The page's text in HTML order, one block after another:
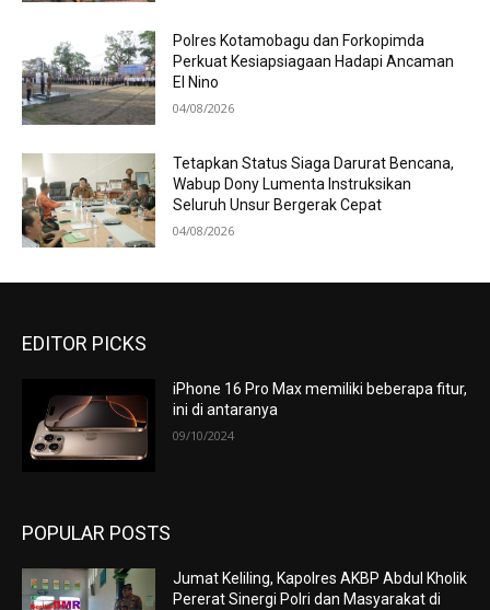
Polres Kotamobagu dan Forkopimda
Perkuat Kesiapsiagaan Hadapi Ancaman
El Nino
04/08/2026
Tetapkan Status Siaga Darurat Bencana,
Wabup Dony Lumenta Instruksikan
Seluruh Unsur Bergerak Cepat
04/08/2026
EDITOR PICKS
iPhone 16 Pro Max memiliki beberapa fitur,
ini di antaranya
09/10/2024
POPULAR POSTS
Jumat Keliling, Kapolres AKBP Abdul Kholik
Pererat Sinergi Polri dan Masyarakat di